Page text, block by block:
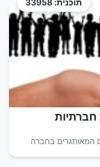
תוכנית: 33958
חברתיות
המאותגרים בחברה